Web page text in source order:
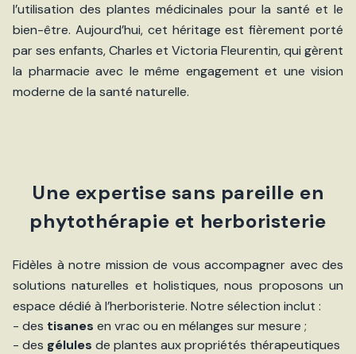
l’utilisation des plantes médicinales pour la santé et le
bien-être. Aujourd’hui, cet héritage est fièrement porté
par ses enfants, Charles et Victoria Fleurentin, qui gèrent
la pharmacie avec le même engagement et une vision
moderne de la santé naturelle.
Une expertise sans pareille en
phytothérapie et herboristerie
Fidèles à notre mission de vous accompagner avec des
solutions naturelles et holistiques, nous proposons un
espace dédié à l’herboristerie. Notre sélection inclut :
- des tisanes en vrac ou en mélanges sur mesure ;
- des gélules de plantes aux propriétés thérapeutiques